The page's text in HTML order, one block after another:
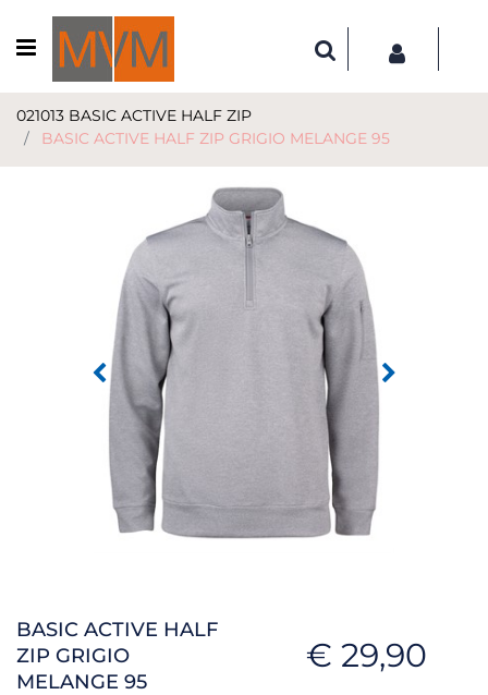
Open menu
021013 BASIC ACTIVE HALF ZIP
BASIC ACTIVE HALF ZIP GRIGIO MELANGE 95
BASIC ACTIVE HALF
ZIP GRIGIO
MELANGE 95
€ 29,90